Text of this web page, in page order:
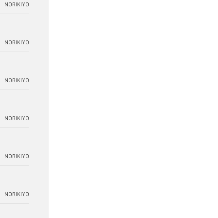
NORIKIYO
NORIKIYO
NORIKIYO
NORIKIYO
NORIKIYO
NORIKIYO